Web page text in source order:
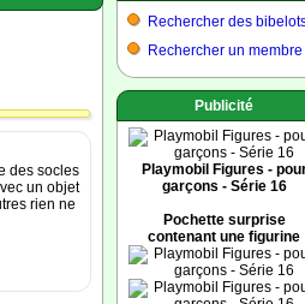
des socles
un objet
rien ne
Rechercher des
Rechercher un membre
Publicité
Playmobil Figures -
garçons - Série 16
Pochette surprise
contenant une figurine